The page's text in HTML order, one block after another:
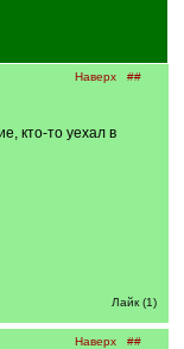
Наверх ##
кто-то уехал в
Лайк (1)
Наверх ##